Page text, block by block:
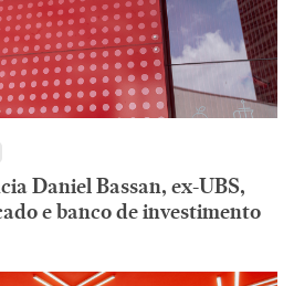
Daniel Bassan, ex-UBS,
e banco de investimento